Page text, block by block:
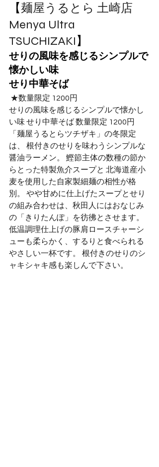
【麺屋うるとら 土崎店
Menya Ultra
TSUCHIZAKI 】
せりの風味を感じるシンプルで
懐かしい味
せり中華そば
★数量限定 1200円
せりの風味を感じるシンプルで懐かし
い味 せり中華そば 数量限定 1200円
「麺屋うるとらツチザキ」の冬限定
は、 根付きのせりを味わうシンプルな
醤油ラーメン。 鰹節主体の数種の節か
らとった特製魚介スープと 北海道産小
麦を使用した自家製細麺の相性が格
別。 やや甘めに仕上げたスープとせり
の組み合わせは、秋田人にはおなじみ
の「きりたんぽ」を彷彿とさせます。
低温調理仕上げの豚肩ロースチャーシ
ューも柔らかく、するりと食べられる
やさしい一杯です。 根付きのせりのシ
ャキシャキ感も楽しんで下さい。